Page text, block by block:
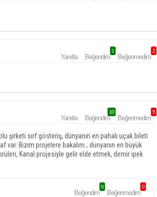
Yanıtla Beğendim
1
Beğenmedim
2
Yanıtla Beğendim
10
Beğenmedim
5
şirketi sırf gösteriş, dünyanın en pahalı uçak bileti
var. Bizim projelere bakalım ; dünyanın en büyük
Kanal projesiyle gelir elde etmek, demir ipek
Beğendim
0
Beğenmedim
0